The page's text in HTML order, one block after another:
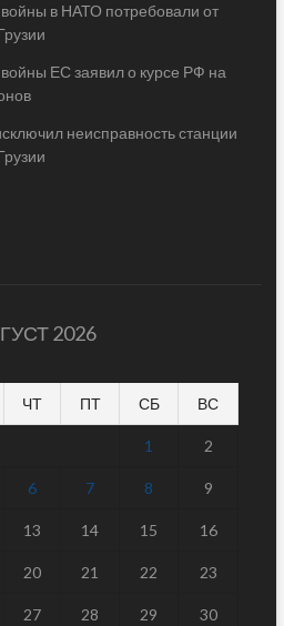
войны в НАТО потребовали от
ЕС заявил о курсе РФ на
неисправность станции
2026
ЧТ ПТ СБ ВС
1 2
6 7 8 9
13 14 15 16
20 21 22 23
27 28 29 30